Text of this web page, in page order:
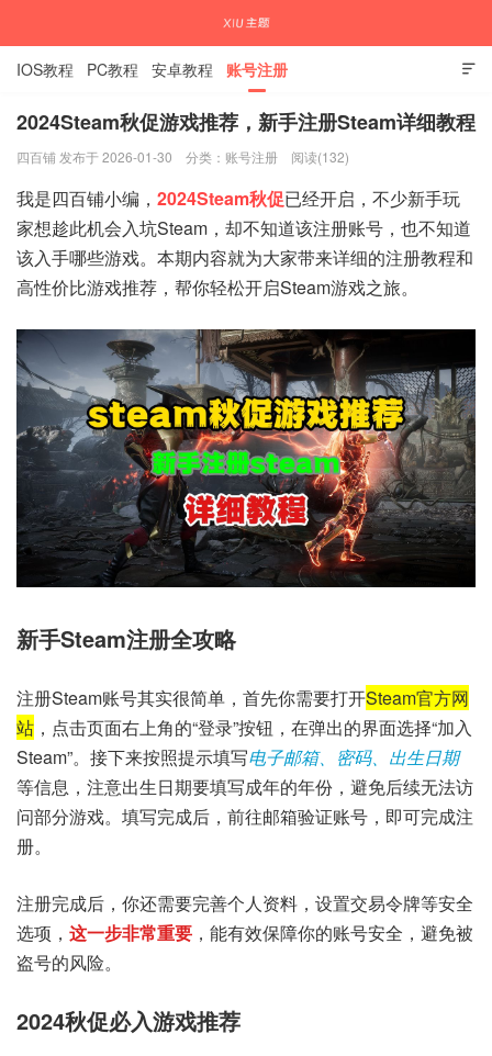

IOS教程 PC教程 安卓教程 账号注册
2024Steam秋促游戏推荐，新手注册Steam详细教程
四百铺 发布于 2026-01-30 分类： 账号注册 阅读(132)
我是四百铺小编， 2024Steam秋促已经开启，不少新手玩
家想趁此机会入坑Steam，却不知道该注册账号，也不知道
该入手哪些游戏。本期内容就为大家带来详细的注册教程和
高性价比游戏推荐，帮你轻松开启Steam游戏之旅。
新手Steam注册全攻略
注册Steam账号其实很简单，首先你需要打开Steam官方网
站 ，点击页面右上角的“登录”按钮，在弹出的界面选择“加入
Steam”。接下来按照提示填写电子邮箱、密码、出生日期
等信息，注意出生日期要填写成年的年份，避免后续无法访
问部分游戏。填写完成后，前往邮箱验证账号，即可完成注
册。
注册完成后，你还需要完善个人资料，设置交易令牌等安全
选项， 这一步非常重要 ，能有效保障你的账号安全，避免被
盗号的风险。
2024秋促必入游戏推荐